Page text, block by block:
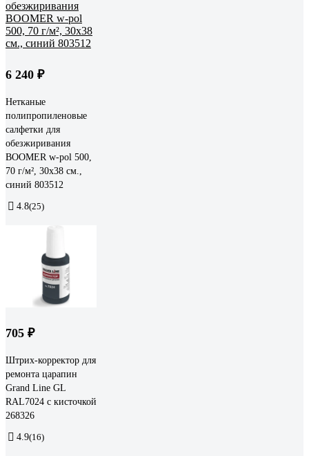
6 240 ₽
Нетканые
полипропиленовые
салфетки для
обезжиривания
BOOMER w-pol 500,
70 г/м², 30x38 см.,
синий 803512
4.8(25)
705 ₽
Штрих-корректор для
ремонта царапин
Grand Line GL
RAL7024 с кисточкой
268326
4.9(16)